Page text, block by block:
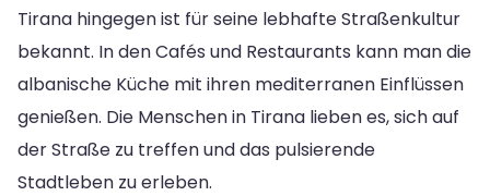
Tirana hingegen ist für seine lebhafte Straßenkultur
bekannt. In den Cafés und Restaurants kann man die
albanische Küche mit ihren mediterranen Einflüssen
genießen. Die Menschen in Tirana lieben es, sich auf
der Straße zu treffen und das pulsierende
Stadtleben zu erleben.